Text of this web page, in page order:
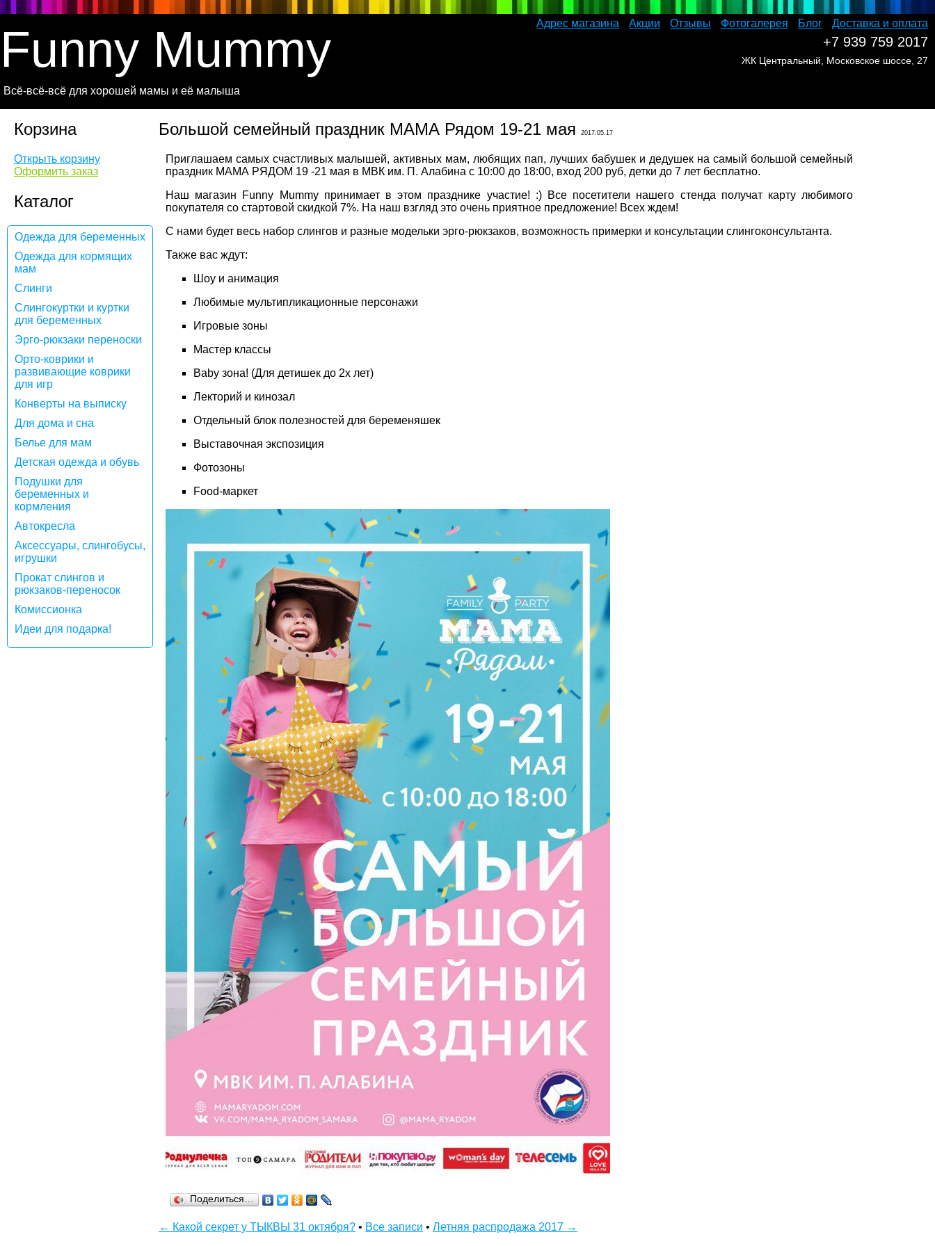
Адрес магазина Акции Отзывы Фотогалерея Блог Доставка и оплата
Funny Mummy
Всё-всё-всё для хорошей мамы и её малыша
Корзина
Открыть корзину
Оформить заказ
Каталог
Одежда для беременных
Одежда для кормящих
мам
Слинги
Слингокуртки и куртки
для беременных
Эрго-рюкзаки переноски
Орто-коврики и
развивающие коврики
для игр
Конверты на выписку
Для дома и сна
Белье для мам
Детская одежда и обувь
Подушки для
беременных и
кормления
Автокресла
Аксессуары, слингобусы,
игрушки
Прокат слингов и
рюкзаков-переносок
Комиссионка
Идеи для подарка!
Большой семейный праздник МАМА Рядом 19-21 мая 2017.05.17
Приглашаем самых счастливых малышей, активных мам, любящих пап, лучших бабушек и дедушек на самый большой семейный
праздник МАМА РЯДОМ 19 -21 мая в МВК им. П. Алабина с 10:00 до 18:00, вход 200 руб, детки до 7 лет бесплатно.
Наш магазин Funny Mummy принимает в этом празднике участие! :) Все посетители нашего стенда получат карту любимого
покупателя со стартовой скидкой 7%. На наш взгляд это очень приятное предложение! Всех ждем!
С нами будет весь набор слингов и разные модельки эрго-рюкзаков, возможность примерки и консультации слингоконсультанта.
Также вас ждут:
Шоу и анимация
Любимые мультипликационные персонажи
Игровые зоны
Мастер классы
Baby зона! (Для детишек до 2х лет)
Лекторий и кинозал
Отдельный блок полезностей для беременяшек
Выставочная экспозиция
Фотозоны
Food-маркет
Поделиться…
← Какой секрет у ТЫКВЫ 31 октября? • Все записи • Летняя распродажа 2017 →
+7 939 759 2017
ЖК Центральный, Московское шоссе, 27